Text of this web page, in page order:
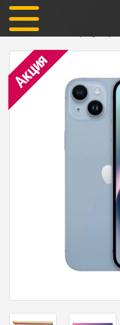
iPhone 14 256гб (голубой)
Акция